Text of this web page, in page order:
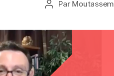
Auteur
Par Moutassem